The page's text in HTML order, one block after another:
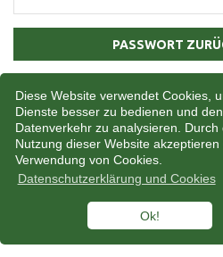
Diese Website verwendet Cookies,
Dienste besser zu bedienen und den
Datenverkehr zu analysieren. Durch
Nutzung dieser Website akzeptieren
Verwendung von Cookies.
Datenschutzerklärung und Cookies
Ok!
PASSWORT